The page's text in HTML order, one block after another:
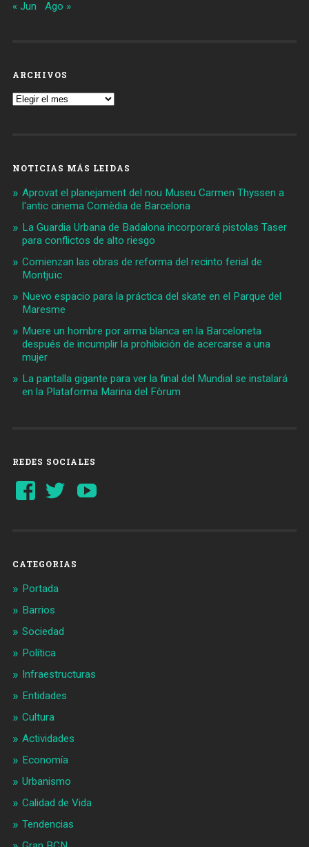
« Jun Ago »
ARCHIVOS
Archivos
NOTICIAS MÁS LEIDAS
Aprovat el planejament del nou Museu Carmen Thyssen a
l'antic cinema Comèdia de Barcelona
La Guardia Urbana de Badalona incorporará pistolas Taser
para conflictos de alto riesgo
Comienzan las obras de reforma del recinto ferial de
Montjuïc
Nuevo espacio para la práctica del skate en el Parque del
Maresme
Muere un hombre por arma blanca en la Barceloneta
después de incumplir la prohibición de acercarse a una
mujer
La pantalla gigante para ver la final del Mundial se instalará
en la Plataforma Marina del Fòrum
REDES SOCIALES
Ver
perfil
Ver
perfil
CATEGORIAS
Portada
Barrios
Sociedad
Política
Infraestructuras
Entidades
Cultura
Actividades
Economía
Urbanismo
Calidad de Vida
Tendencias